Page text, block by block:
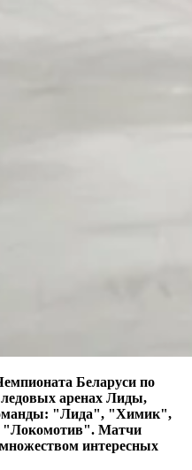
Беларуси по
аренах Лиды,
"Лида", "Химик",
Матчи
множеством интересных